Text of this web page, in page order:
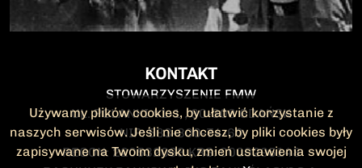
KONTAKT
STOWARZYSZENIE FMW
UL. POLANKI 41-1 , 80-308 GDAŃSK
NIP: 583-300-74-60
REGON: 220532063 KRS: 0000295148
Używamy plików cookies, by ułatwić korzystanie z
naszych serwisów. Jeśli nie chcesz, by pliki cookies były
zapisywane na Twoim dysku, zmień ustawienia swojej